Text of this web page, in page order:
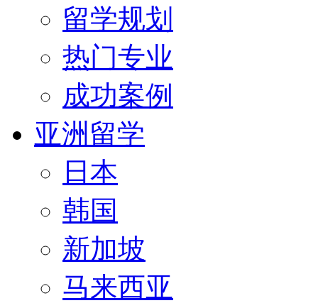
留学规划
热门专业
成功案例
亚洲留学
日本
韩国
新加坡
马来西亚